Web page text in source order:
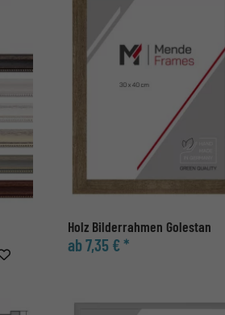
Holz Bilderrahmen Golestan
ab 7,35 € *